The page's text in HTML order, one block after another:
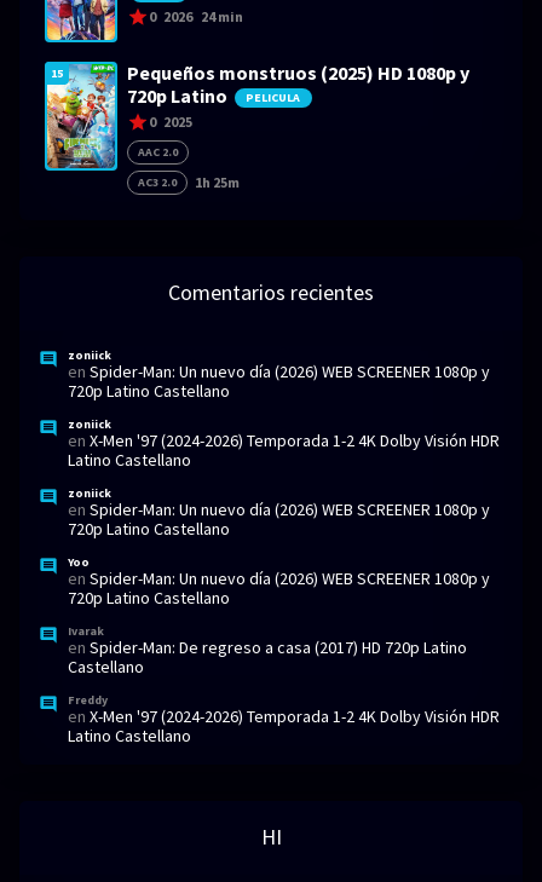
0 2026 24 min
15
Pequeños monstruos (2025) HD 1080p y
720p Latino
PELICULA
0 2025
AAC 2.0
AC3 2.0
1h 25m
Comentarios recientes
zoniick
en Spider-Man: Un nuevo día (2026) WEB SCREENER 1080p y
720p Latino Castellano
zoniick
en X-Men '97 (2024-2026) Temporada 1-2 4K Dolby Visión HDR
Latino Castellano
zoniick
en Spider-Man: Un nuevo día (2026) WEB SCREENER 1080p y
720p Latino Castellano
Yoo
en Spider-Man: Un nuevo día (2026) WEB SCREENER 1080p y
720p Latino Castellano
Ivarak
en Spider-Man: De regreso a casa (2017) HD 720p Latino
Castellano
Freddy
en X-Men '97 (2024-2026) Temporada 1-2 4K Dolby Visión HDR
Latino Castellano
HI